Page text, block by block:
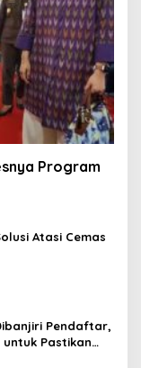
Program
Atasi Cemas
Pendaftar,
untuk Pastikan